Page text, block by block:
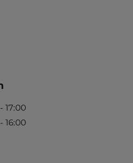
17:00
16:00